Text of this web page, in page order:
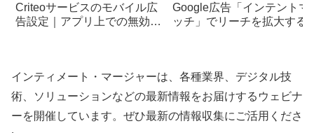
Criteoサービスのモバイル広
告設定｜アプリ上での無効化
Google広告「インテントマ
ッチ」でリーチを拡大する
インティメート・マージャーは、各種業界、デジタル技
術、ソリューションなどの最新情報をお届けするウェビナ
ーを開催しています。ぜひ最新の情報収集にご活用くださ